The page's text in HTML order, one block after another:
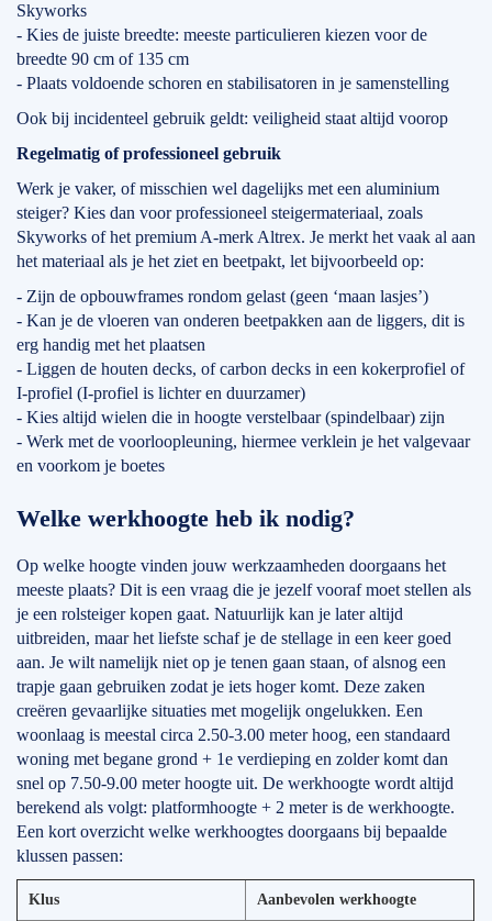
Skyworks
- Kies de juiste breedte: meeste particulieren kiezen voor de
breedte 90 cm of 135 cm
- Plaats voldoende schoren en stabilisatoren in je samenstelling
Ook bij incidenteel gebruik geldt: veiligheid staat altijd voorop
Regelmatig of professioneel gebruik
Werk je vaker, of misschien wel dagelijks met een aluminium
steiger? Kies dan voor professioneel steigermateriaal, zoals
Skyworks of het premium A-merk Altrex. Je merkt het vaak al aan
het materiaal als je het ziet en beetpakt, let bijvoorbeeld op:
- Zijn de opbouwframes rondom gelast (geen ‘maan lasjes’)
- Kan je de vloeren van onderen beetpakken aan de liggers, dit is
erg handig met het plaatsen
- Liggen de houten decks, of carbon decks in een kokerprofiel of
I-profiel (I-profiel is lichter en duurzamer)
- Kies altijd wielen die in hoogte verstelbaar (spindelbaar) zijn
- Werk met de voorloopleuning, hiermee verklein je het valgevaar
en voorkom je boetes
Welke werkhoogte heb ik nodig?
Op welke hoogte vinden jouw werkzaamheden doorgaans het
meeste plaats? Dit is een vraag die je jezelf vooraf moet stellen als
je een rolsteiger kopen gaat. Natuurlijk kan je later altijd
uitbreiden, maar het liefste schaf je de stellage in een keer goed
aan. Je wilt namelijk niet op je tenen gaan staan, of alsnog een
trapje gaan gebruiken zodat je iets hoger komt. Deze zaken
creëren gevaarlijke situaties met mogelijk ongelukken. Een
woonlaag is meestal circa 2.50-3.00 meter hoog, een standaard
woning met begane grond + 1e verdieping en zolder komt dan
snel op 7.50-9.00 meter hoogte uit. De werkhoogte wordt altijd
berekend als volgt: platformhoogte + 2 meter is de werkhoogte.
Een kort overzicht welke werkhoogtes doorgaans bij bepaalde
klussen passen:
Klus Aanbevolen werkhoogte